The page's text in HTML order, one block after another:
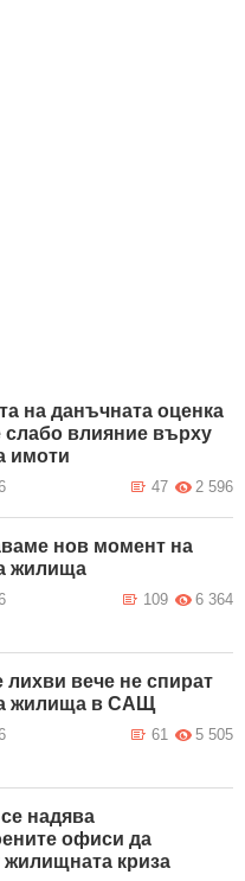
на данъчната оценка
слабо влияние върху
имоти
2 596
47
нов момент на
жилища
6 364
109
лихви вече не спират
жилища в САЩ
5 505
61
надява
офиси да
жилищната криза